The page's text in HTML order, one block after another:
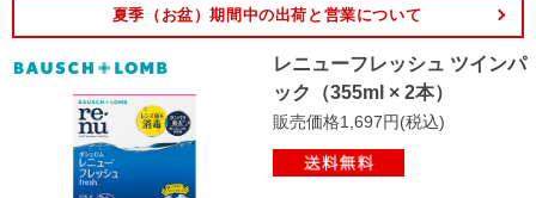
夏季（お盆）期間中の出荷と営業について
レニューフレッシュ ツインパ
ック（355ml × 2本）
販売価格1,697円(税込)